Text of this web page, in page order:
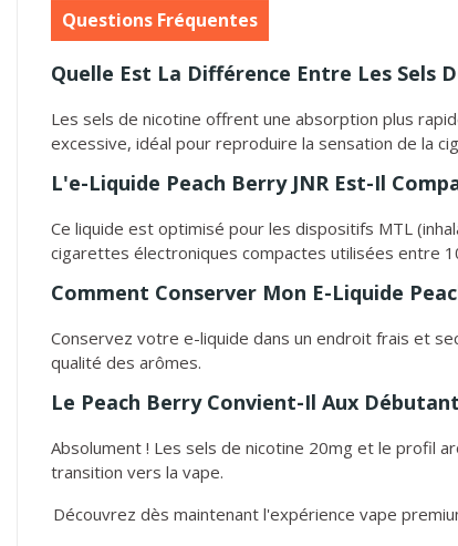
Questions Fréquentes
Quelle Est La Différence Entre Les Sels
Les sels de nicotine offrent une absorption plus
excessive, idéal pour reproduire la sensation de la
L'e-Liquide Peach Berry JNR Est-Il
Ce liquide est optimisé pour les dispositifs MTL
cigarettes électroniques compactes utilisées entre
Comment Conserver Mon E-Liquide
Conservez votre e-liquide dans un endroit frais et
qualité des arômes.
Le Peach Berry Convient-Il Aux
Absolument ! Les sels de nicotine 20mg et le profil
transition vers la vape.
Découvrez dès maintenant l'expérience vape